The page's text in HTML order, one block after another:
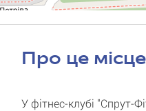
Про це місце
У фітнес-клубі "Спрут-